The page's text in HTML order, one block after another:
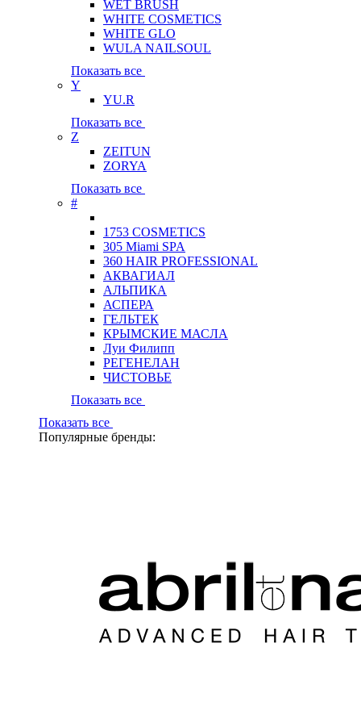
WET BRUSH
WHITE COSMETICS
WHITE GLO
WULA NAILSOUL
Показать все
Y
YU.R
Показать все
Z
ZEITUN
ZORYA
Показать все
#
1753 COSMETICS
305 Miami SPA
360 HAIR PROFESSIONAL
АКВАГИАЛ
АЛЬПИКА
АСПЕРА
ГЕЛЬТЕК
КРЫМСКИЕ МАСЛА
Луи Филипп
РЕГЕНЕЛАН
ЧИСТОВЬЕ
Показать все
Показать все
Популярные бренды: